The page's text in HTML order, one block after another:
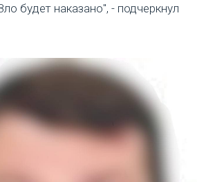
будет наказано", - подчеркнул